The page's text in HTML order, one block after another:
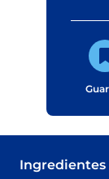
Ingredientes